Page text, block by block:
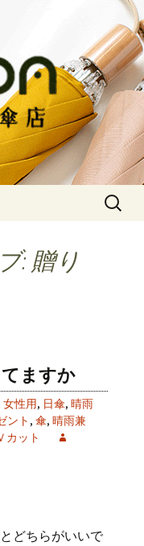
レな傘をお求
検
: 贈り
ますか
女性用, 日傘, 晴雨
ント , 傘, 晴雨兼
カット
どちらがいいで